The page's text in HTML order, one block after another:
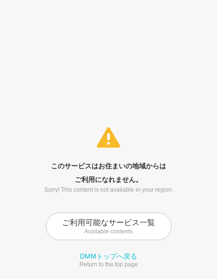
このサービスはお住まいの地域からは
ご利用になれません。
Sorry! This content is not available in your region.
ご利用可能なサービス一覧
Available contents
DMMトップへ戻る
Return to the top page